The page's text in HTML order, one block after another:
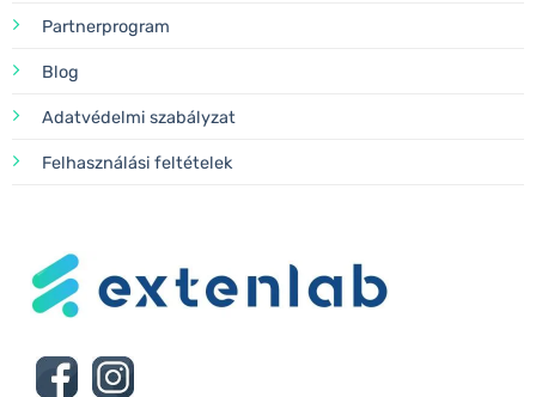
Partnerprogram
Blog
Adatvédelmi szabályzat
Felhasználási feltételek